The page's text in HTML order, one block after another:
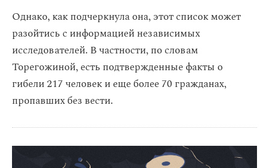
Однако, как подчеркнула она, этот список может
разойтись с информацией независимых
исследователей. В частности, по словам
Торегожиной, есть подтвержденные факты о
гибели 217 человек и еще более 70 гражданах,
пропавших без вести.